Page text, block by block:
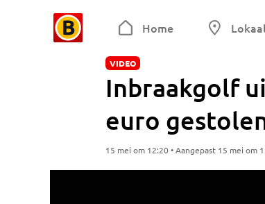
Home
VIDEO
Inbraakgolf
euro
15 mei om 12:20 • Aangepast 15 mei om